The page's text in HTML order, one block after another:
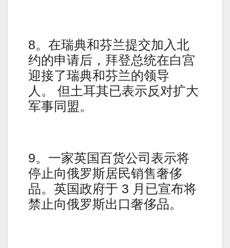
8。在瑞典和芬兰提交加入北
约的申请后，拜登总统在白宫
迎接了瑞典和芬兰的领导
人。 但土耳其已表示反对扩大
军事同盟。
9。一家英国百货公司表示将
停止向俄罗斯居民销售奢侈
品。英国政府于 3 月已宣布将
禁止向俄罗斯出口奢侈品。